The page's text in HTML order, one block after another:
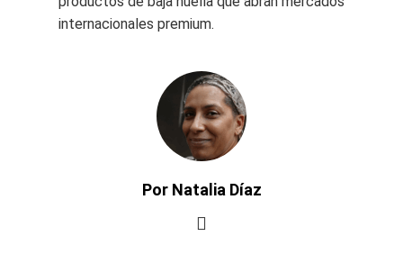
internacionales premium.
Por Natalia Díaz